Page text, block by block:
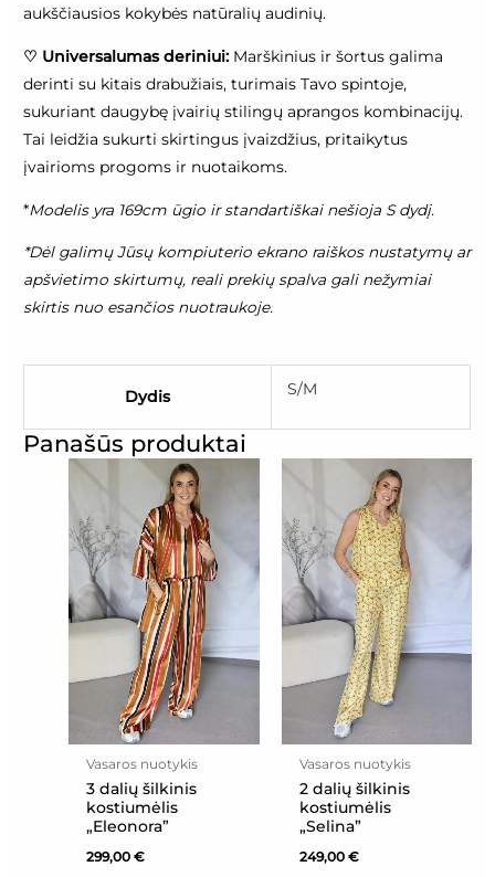
aukščiausios kokybės natūralių audinių.
♡ Universalumas deriniui: Marškinius ir šortus galima
derinti su kitais drabužiais, turimais Tavo spintoje,
sukuriant daugybę įvairių stilingų aprangos kombinacijų.
Tai leidžia sukurti skirtingus įvaizdžius, pritaikytus
įvairioms progoms ir nuotaikoms.
*Modelis yra 169cm ūgio ir standartiškai nešioja S dydį.
*Dėl galimų Jūsų kompiuterio ekrano raiškos nustatymų ar
apšvietimo skirtumų, reali prekių spalva gali nežymiai
skirtis nuo esančios nuotraukoje.
Dydis S/M
Panašūs produktai
Vasaros nuotykis
3 dalių šilkinis
kostiumėlis
„Eleonora”
299,00€
Vasaros nuotykis
2 dalių šilkinis
kostiumėlis
„Selina”
249,00 €